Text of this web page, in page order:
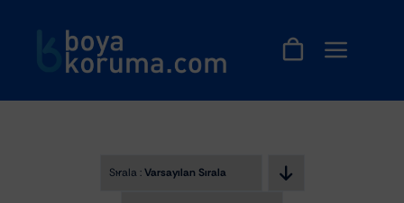
Sırala :Varsayılan Sıralama